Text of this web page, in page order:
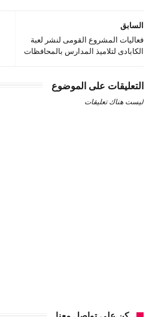
السابق
فعاليات المشروع القومى لنشر لعبة
الكابادى لتلاميذ المدارس بالمحافظات
التعليقات على الموضوع
ليست هناك تعليقات